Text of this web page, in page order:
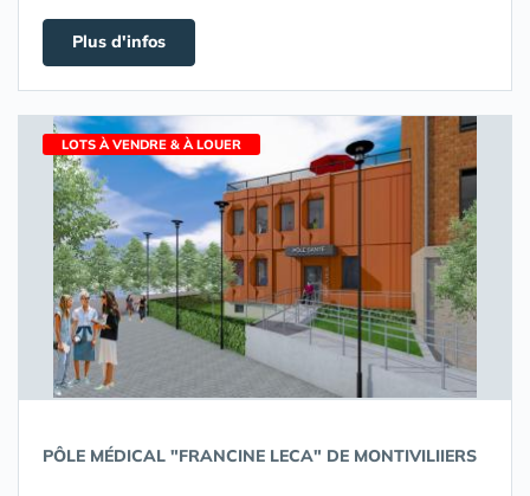
Plus d'infos
LOTS À VENDRE & À LOUER
PÔLE MÉDICAL "FRANCINE LECA" DE MONTIVILIIERS